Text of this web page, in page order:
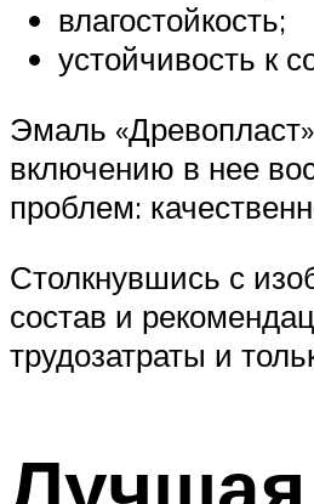
влагостойкость;
устойчивость к
Эмаль
включению в нее
проблем:
Столкнувшись с
состав и
трудозатраты и